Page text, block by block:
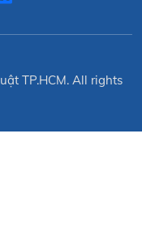
TP.HCM. All rights